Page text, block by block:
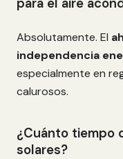
para el aire
Absolutamente. El
independencia
especialmente en
calurosos.
¿Cuánto tiempo
solares?